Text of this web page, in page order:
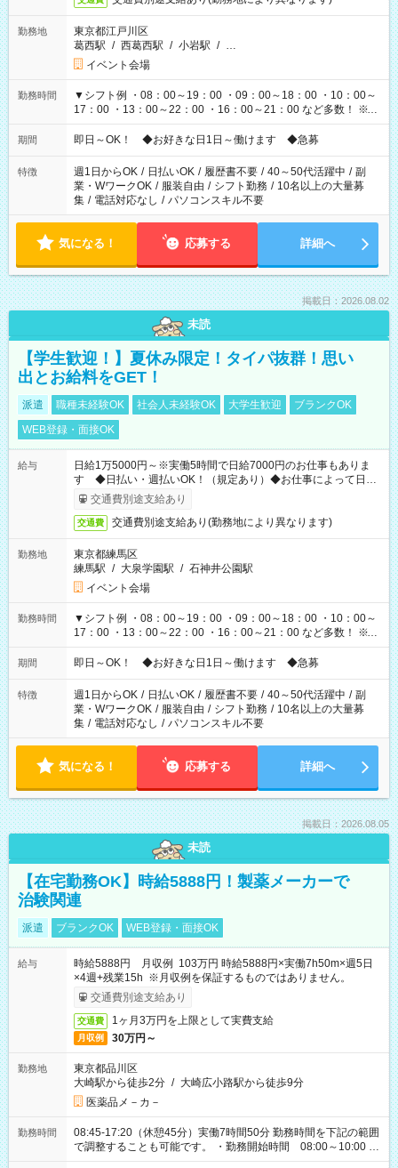
勤務地
東京都江戸川区
葛西駅 / 西葛西駅 / 小岩駅 / …
イベント会場
勤務時間
▼シフト例 ・08：00～19：00 ・09：00～18：00 ・10：00～
17：00 ・13：00～22：00 ・16：00～21：00 など多数！ ※お
仕事により勤務時間が異なります
期間 即日～OK！ ◆お好きな日1日～働けます ◆急募
特徴 週1日からOK / 日払いOK / 履歴書不要 / 40～50代活躍中 / 副
業・WワークOK / 服装自由 / シフト勤務 / 10名以上の大量募
集 / 電話対応なし / パソコンスキル不要
気になる！ 応募する 詳細へ
掲載日：2026.08.02
未読
【学生歓迎！】夏休み限定！タイパ抜群！思い
出とお給料をGET！
派遣 職種未経験OK 社会人未経験OK 大学生歓迎
ブランクOK
WEB登録・面接OK
給与
日給1万5000円～※実働5時間で日給7000円のお仕事もありま
す ◆日払い・週払いOK！（規定あり）◆お仕事によって日給
も異なります
交通費別途支給あり
交通費 交通費別途支給あり(勤務地により異なります)
勤務地
東京都練馬区
練馬駅 / 大泉学園駅 / 石神井公園駅
イベント会場
勤務時間
▼シフト例 ・08：00～19：00 ・09：00～18：00 ・10：00～
17：00 ・13：00～22：00 ・16：00～21：00 など多数！ ※お
仕事により勤務時間が異なります
期間 即日～OK！ ◆お好きな日1日～働けます ◆急募
特徴 週1日からOK / 日払いOK / 履歴書不要 / 40～50代活躍中 / 副
業・WワークOK / 服装自由 / シフト勤務 / 10名以上の大量募
集 / 電話対応なし / パソコンスキル不要
気になる！ 応募する 詳細へ
掲載日：2026.08.05
未読
【在宅勤務OK】時給5888円！製薬メーカーで
治験関連
派遣 ブランクOK WEB登録・面接OK
給与
時給5888円 月収例 103万円 時給5888円×実働7h50m×週5日
×4週+残業15h ※月収例を保証するものではありません。
交通費別途支給あり
交通費 1ヶ月3万円を上限として実費支給
月収例 30万円～
勤務地
東京都品川区
大崎駅から徒歩2分 / 大崎広小路駅から徒歩9分
医薬品メ－カ－
勤務時間
08:45-17:20（休憩45分）実働7時間50分 勤務時間を下記の範囲
で調整することも可能です。 ・勤務開始時間 08:00～10:00 ・
勤務終了時間 17:00～19:00 ・実働 06:15～08:00